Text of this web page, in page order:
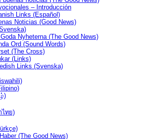
– Introducción
Links (Español)
Noticias (Good News)
Nyheterna (The Good News)
Ord (Sound Words)
(The Cross)
(Links)
Links (Svenska)
ไทย)
(The Good News)